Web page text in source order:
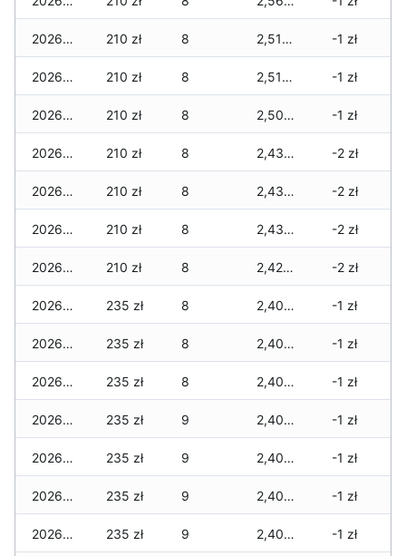
2026-04-15 210 zł 8 2,515 zł -1 zł
2026-04-14 210 zł 8 2,515 zł -1 zł
2026-04-13 210 zł 8 2,500 zł -1 zł
2026-04-12 210 zł 8 2,435 zł -2 zł
2026-04-11 210 zł 8 2,435 zł -2 zł
2026-04-10 210 zł 8 2,435 zł -2 zł
2026-04-09 210 zł 8 2,420 zł -2 zł
2026-04-08 235 zł 8 2,405 zł -1 zł
2026-04-07 235 zł 8 2,405 zł -1 zł
2026-04-06 235 zł 8 2,405 zł -1 zł
2026-04-05 235 zł 9 2,405 zł -1 zł
2026-04-04 235 zł 9 2,405 zł -1 zł
2026-04-03 235 zł 9 2,405 zł -1 zł
2026-04-02 235 zł 9 2,405 zł -1 zł